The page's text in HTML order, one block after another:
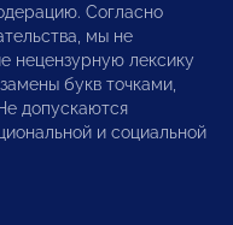
Согласно
мы не
нецензурную лексику
букв точками,
допускаются
и социальной